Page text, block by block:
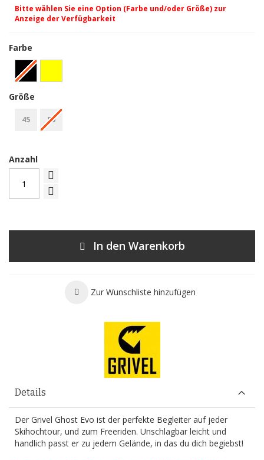
Bitte wählen Sie eine Option (Farbe und/oder Größe) zur
Anzeige der Verfügbarkeit
Farbe
Größe
45 50
Anzahl
In den Warenkorb
Zur Wunschliste hinzufügen
Details
Der Grivel Ghost Evo ist der perfekte Begleiter auf jeder
Skihochtour, und zum Freeriden. Unschlagbar leicht und
handlich passt er zu jedem Gelände, in das du dich begiebst!